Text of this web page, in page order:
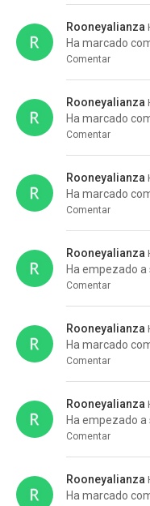
Rooneyalianza
Ha marcado
Comentar
Rooneyalianza
Ha marcado
Comentar
Rooneyalianza
Ha marcado
Comentar
Rooneyalianza
Ha empezado a
Comentar
Rooneyalianza
Ha marcado
Comentar
Rooneyalianza
Ha empezado a
Comentar
Rooneyalianza
Ha marcado